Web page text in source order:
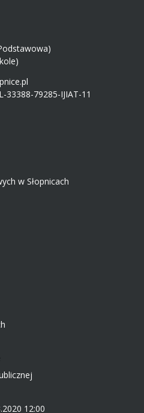
33388-79285-IJIAT-11
w Słopnicach
12:00